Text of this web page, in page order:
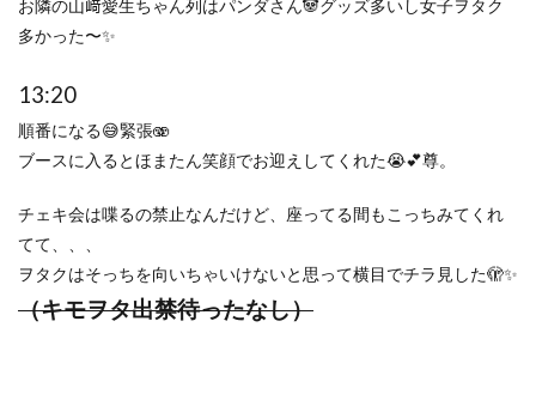
お隣の山﨑愛生ちゃん列はパンダさん🐼グッズ多いし女子ヲタク
多かった〜✨
13:20
順番になる😅緊張🫨
ブースに入るとほまたん笑顔でお迎えしてくれた😭💕尊。
チェキ会は喋るの禁止なんだけど、座ってる間もこっちみてくれ
てて、、、
ヲタクはそっちを向いちゃいけないと思って横目でチラ見した🫣✨
（キモヲタ出禁待ったなし）